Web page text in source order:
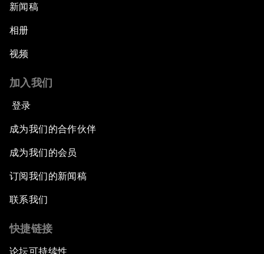
新闻稿
相册
视频
加入我们
登录
成为我们的合作伙伴
成为我们的会员
订阅我们的新闻稿
联系我们
快捷链接
论坛可持续性